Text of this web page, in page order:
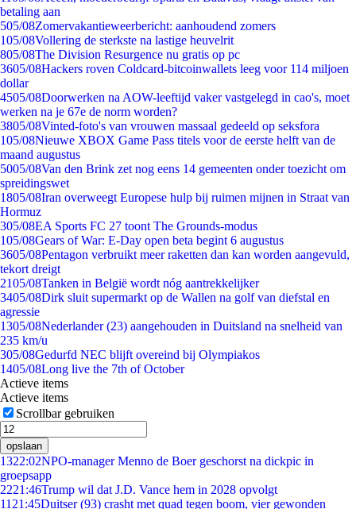
betaling aan
505/08Zomervakantieweerbericht: aanhoudend zomers
105/08Vollering de sterkste na lastige heuvelrit
805/08The Division Resurgence nu gratis op pc
3605/08Hackers roven Coldcard-bitcoinwallets leeg voor 114 miljoen
dollar
4505/08Doorwerken na AOW-leeftijd vaker vastgelegd in cao's, moet
werken na je 67e de norm worden?
3805/08Vinted-foto's van vrouwen massaal gedeeld op seksfora
105/08Nieuwe XBOX Game Pass titels voor de eerste helft van de
maand augustus
5005/08Van den Brink zet nog eens 14 gemeenten onder toezicht om
spreidingswet
1805/08Iran overweegt Europese hulp bij ruimen mijnen in Straat van
Hormuz
305/08EA Sports FC 27 toont The Grounds-modus
105/08Gears of War: E-Day open beta begint 6 augustus
3605/08Pentagon verbruikt meer raketten dan kan worden aangevuld,
tekort dreigt
2105/08Tanken in België wordt nóg aantrekkelijker
3405/08Dirk sluit supermarkt op de Wallen na golf van diefstal en
agressie
1305/08Nederlander (23) aangehouden in Duitsland na snelheid van
235 km/u
305/08Gedurfd NEC blijft overeind bij Olympiakos
1405/08Long live the 7th of October
Actieve items
Actieve items
Scrollbar gebruiken
opslaan
1322:02NPO-manager Menno de Boer geschorst na dickpic in
groepsapp
2221:46Trump wil dat J.D. Vance hem in 2028 opvolgt
11 21:45Duitser (93) crasht met quad tegen boom, vier gewonden